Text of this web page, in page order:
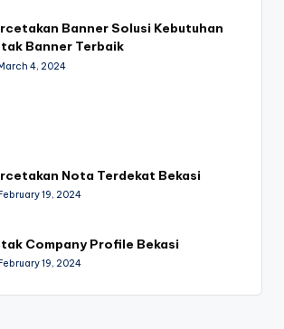
Banner Solusi Kebutuhan
Banner Terbaik
4, 2024
Nota Terdekat Bekasi
February 19, 2024
Company Profile Bekasi
February 19, 2024